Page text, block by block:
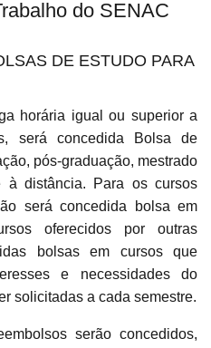
do SENAC
DE ESTUDO PARA
horária igual ou superior a
será concedida Bolsa de
pós-graduação, mestrado
à distância. Para os cursos
será concedida bolsa em
oferecidos por outras
bolsas em cursos que
e necessidades do
solicitadas a cada semestre.
serão concedidos,